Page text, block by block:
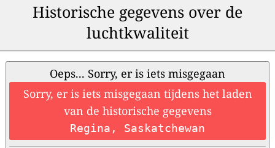
Historische gegevens over de
luchtkwaliteit
Oeps... Sorry, er is iets misgegaan
Sorry, er is iets misgegaan tijdens het laden
van de historische gegevens
Regina, Saskatchewan